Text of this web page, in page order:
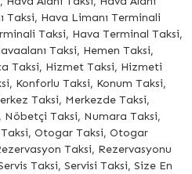
Taksi, Hava Limanı Terminali
Taksi, Hava Terminal Taksi,
Taksi, Hemen Taksi,
Taksi, Hizmet Taksi, Hizmeti
Konforlu Taksi, Konum Taksi,
Taksi, Merkezde Taksi,
Nöbetçi Taksi, Numara Taksi,
Taksi, Otogar Taksi, Otogar
Taksi, Rezervasyonu
Taksi, Servisi Taksi, Size En